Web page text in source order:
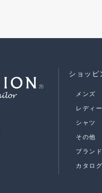
ショッピ
メンズ
レディ
シャツ
その他
ブランド
カタログ